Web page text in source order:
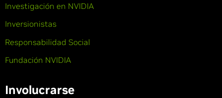
Investigación en NVIDIA
Inversionistas
Responsabilidad Social
Fundación NVIDIA
Involucrarse